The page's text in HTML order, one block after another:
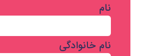
نام
نام خانوادگی